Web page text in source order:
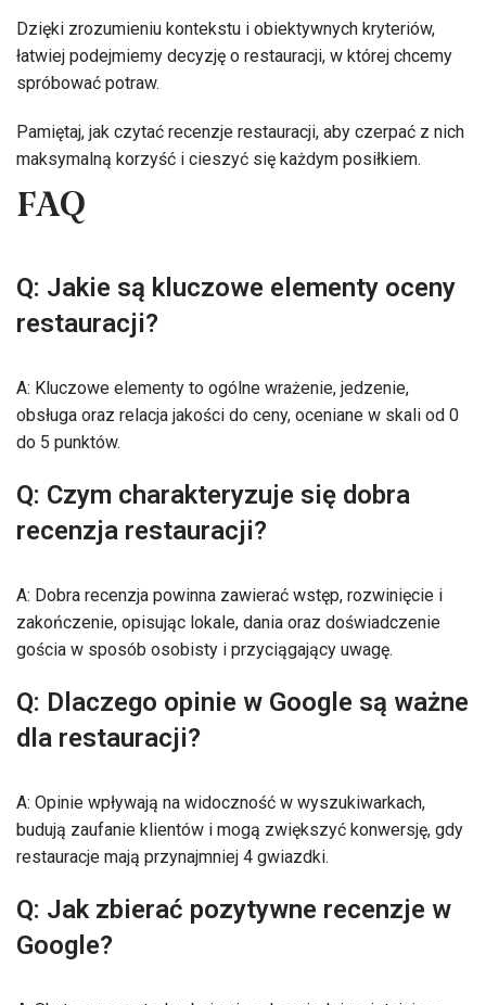
Dzięki zrozumieniu kontekstu i obiektywnych kryteriów,
łatwiej podejmiemy decyzję o restauracji, w której chcemy
spróbować potraw.
Pamiętaj, jak czytać recenzje restauracji, aby czerpać z nich
maksymalną korzyść i cieszyć się każdym posiłkiem.
FAQ
Q: Jakie są kluczowe elementy oceny
restauracji?
A: Kluczowe elementy to ogólne wrażenie, jedzenie,
obsługa oraz relacja jakości do ceny, oceniane w skali od 0
do 5 punktów.
Q: Czym charakteryzuje się dobra
recenzja restauracji?
A: Dobra recenzja powinna zawierać wstęp, rozwinięcie i
zakończenie, opisując lokale, dania oraz doświadczenie
gościa w sposób osobisty i przyciągający uwagę.
Q: Dlaczego opinie w Google są ważne
dla restauracji?
A: Opinie wpływają na widoczność w wyszukiwarkach,
budują zaufanie klientów i mogą zwiększyć konwersję, gdy
restauracje mają przynajmniej 4 gwiazdki.
Q: Jak zbierać pozytywne recenzje w
Google?